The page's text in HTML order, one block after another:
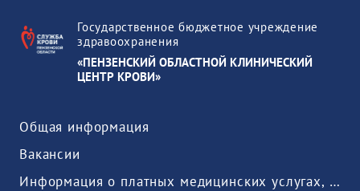
Государственное бюджетное учреждение
здравоохранения
«ПЕНЗЕНСКИЙ ОБЛАСТНОЙ КЛИНИЧЕСКИЙ
ЦЕНТР КРОВИ»
Общая информация
Вакансии
Информация о платных медицинских услугах, предоставляемых медицинской организацией